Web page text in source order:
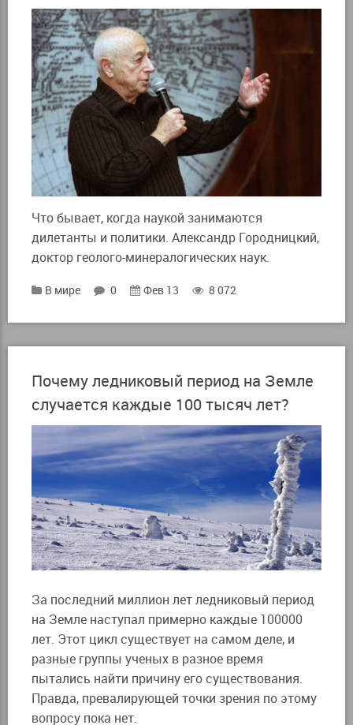
Что бывает, когда наукой занимаются
дилетанты и политики. Александр Городницкий,
доктор геолого-минералогических наук.
В мире 0 Фев 13 8 072
Почему ледниковый период на Земле
случается каждые 100 тысяч лет?
За последний миллион лет ледниковый период
на Земле наступал примерно каждые 100000
лет. Этот цикл существует на самом деле, и
разные группы ученых в разное время
пытались найти причину его существования.
Правда, превалирующей точки зрения по этому
вопросу пока нет.